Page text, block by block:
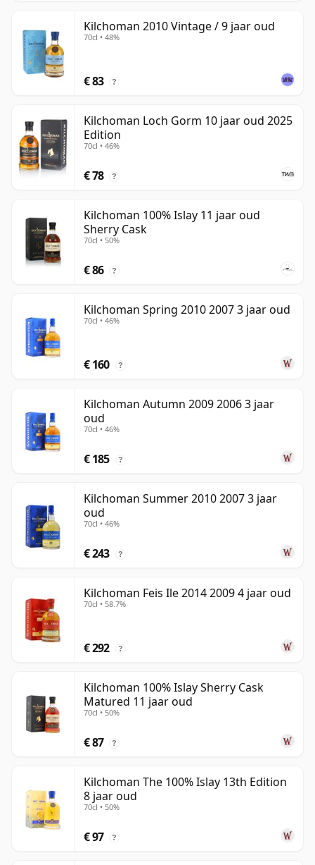
Kilchoman 2010 Vintage / 9 jaar oud
70cl • 48%
€ 83 ?
Kilchoman Loch Gorm 10 jaar oud 2025
Edition
70cl • 46%
€ 78 ?
Kilchoman 100% Islay 11 jaar oud
Sherry Cask
70cl • 50%
€ 86 ?
Kilchoman Spring 2010 2007 3 jaar oud
70cl • 46%
€ 160 ?
Kilchoman Autumn 2009 2006 3 jaar
oud
70cl • 46%
€ 185 ?
Kilchoman Summer 2010 2007 3 jaar
oud
70cl • 46%
€ 243 ?
Kilchoman Feis Ile 2014 2009 4 jaar oud
70cl • 58.7%
€ 292 ?
Kilchoman 100% Islay Sherry Cask
Matured 11 jaar oud
70cl • 50%
€ 87 ?
Kilchoman The 100% Islay 13th Edition
8 jaar oud
70cl • 50%
€ 97 ?